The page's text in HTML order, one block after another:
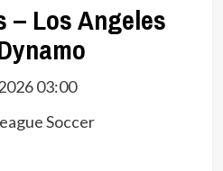
– Los Angeles
03:00
Soccer